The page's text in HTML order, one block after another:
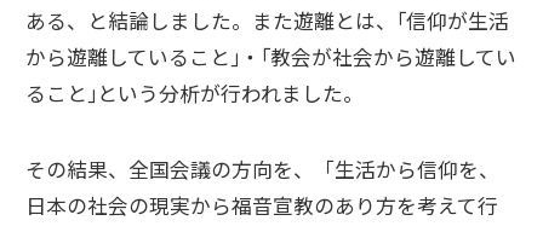
ある、と結論しました。また遊離とは、｢信仰が生活
から遊離していること｣・｢教会が社会から遊離してい
ること｣という分析が行われました。
その結果、全国会議の方向を、「生活から信仰を、
日本の社会の現実から福音宣教のあり方を考えて行